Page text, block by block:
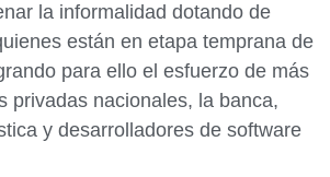
la informalidad dotando de
están en etapa temprana de
para ello el esfuerzo de más
privadas nacionales, la banca,
y desarrolladores de software